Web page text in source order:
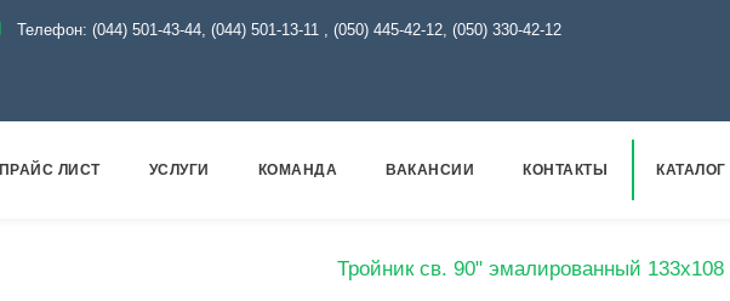
Телефон: (044) 501-43-44, (044) 501-13-11 , (050) 445-42-12, (050) 330-42-12
ПРАЙС ЛИСТ УСЛУГИ КОМАНДА ВАКАНСИИ КОНТАКТЫ КАТАЛОГ
Тройник св. 90" эмалированный 133х108